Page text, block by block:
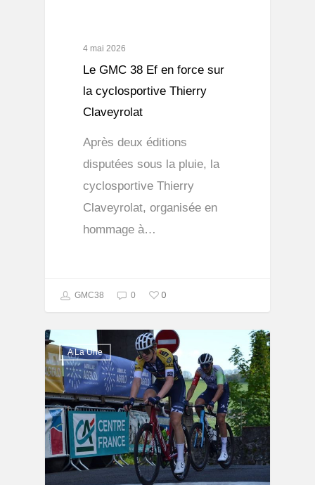
4 mai 2026
Le GMC 38 Ef en force sur
la cyclosportive Thierry
Claveyrolat
Après deux éditions
disputées sous la pluie, la
cyclosportive Thierry
Claveyrolat, organisée en
hommage à…
GMC38 0 0
A La Une